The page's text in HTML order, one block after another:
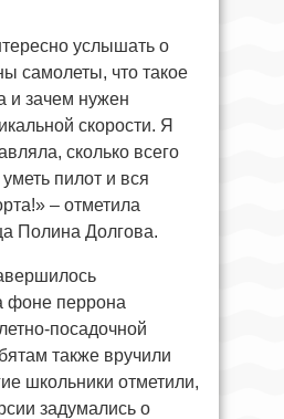
услышать о
самолеты, что такое
и зачем нужен
скорости. Я
сколько всего
пилот и вся
– отметила
Полина Долгова.
фоне перрона
посадочной
также вручили
школьники отметили,
задумались о